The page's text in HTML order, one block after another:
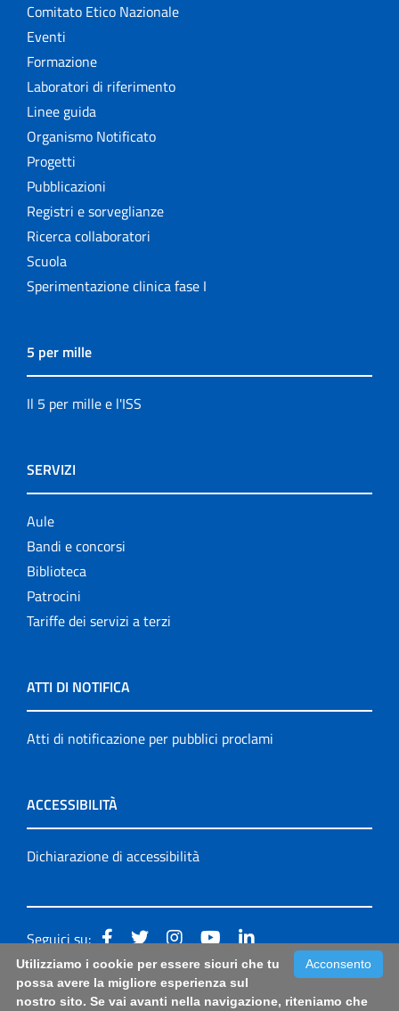
Comitato Etico Nazionale
Eventi
Formazione
Laboratori di riferimento
Linee guida
Organismo Notificato
Progetti
Pubblicazioni
Registri e sorveglianze
Ricerca collaboratori
Scuola
Sperimentazione clinica fase I
5 per mille
Il 5 per mille e l'ISS
SERVIZI
Aule
Bandi e concorsi
Biblioteca
Patrocini
Tariffe dei servizi a terzi
ATTI DI NOTIFICA
Atti di notificazione per pubblici proclami
ACCESSIBILITÀ
Dichiarazione di accessibilità
Seguici su:
Accessibilità: form di segnalazione di prima istanza per
questa pagina|Note Legali | Sitemap
Acconsento
Utilizziamo i cookie per essere sicuri che tu
possa avere la migliore esperienza sul
nostro sito. Se vai avanti nella navigazione, riteniamo che